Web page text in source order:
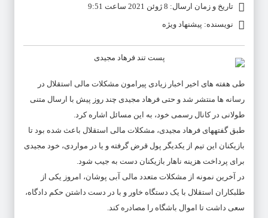
تاریخ و زمان ارسال: 8 ژوئن 2021 ساعت 9:51
نویسنده: پیشنهاد ویژه
طی هفته های اخیر اخبار زیادی پیرامون مشکلات مالی استقلال در
رسانه ها منتشر شد و حتی فرهاد مجیدی چند روز پیش با ارسال متنی
طولانی در کانال رسمی خود، به این مسائل اشاره کرد.
طبق گفتههای فرهاد مجیدی، مشکلات مالی استقلال باعث شده بود تا
بازیکنان این تیم از یکدیگر پول قرض گرفته و یا در مواردی، خود مجیدی
برای پرداخت هزینه ناهار بازیکنان دست به جیب شود.
در آخرین نمونه از مشکلات متعدد مالی آبی پوشان، امروز یکی از
طلبکاران استقلال با یک دستگاه خاور و با در دست داشتن حکم دادگاه،
سعی داشت تا اموال باشگاه را مصادره کند.